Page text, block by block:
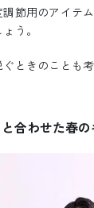
節用のアイテ
う。
ときのことも
合わせた春